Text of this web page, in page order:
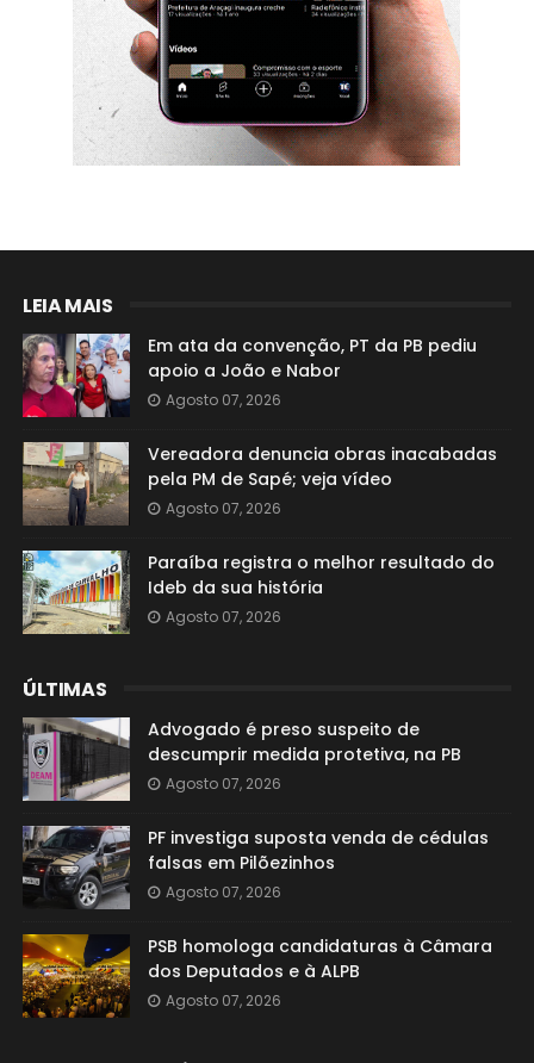
LEIA MAIS
Em ata da convenção, PT da PB pediu
apoio a João e Nabor
Agosto 07, 2026
Vereadora denuncia obras inacabadas
pela PM de Sapé; veja vídeo
Agosto 07, 2026
Paraíba registra o melhor resultado do
Ideb da sua história
Agosto 07, 2026
ÚLTIMAS
Advogado é preso suspeito de
descumprir medida protetiva, na PB
Agosto 07, 2026
PF investiga suposta venda de cédulas
falsas em Pilõezinhos
Agosto 07, 2026
PSB homologa candidaturas à Câmara
dos Deputados e à ALPB
Agosto 07, 2026